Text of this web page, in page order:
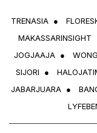
TRENASIA ●
MAKASSARINSIGHT
JOGJAAJA ●
SIJORI
●
JABARJUARA ●